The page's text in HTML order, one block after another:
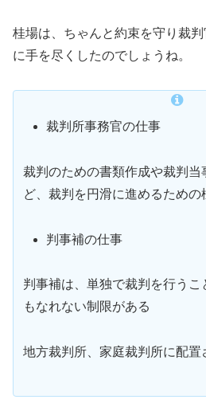
桂場は、ちゃんと約束を守り裁
に手を尽くしたのでしょうね。
裁判所事務官の仕事
裁判のための書類作成や裁判
ど、裁判を円滑に進めるための
判事補の仕事
判事補は、単独で裁判を行う
もなれない制限がある
地方裁判所、家庭裁判所に配置